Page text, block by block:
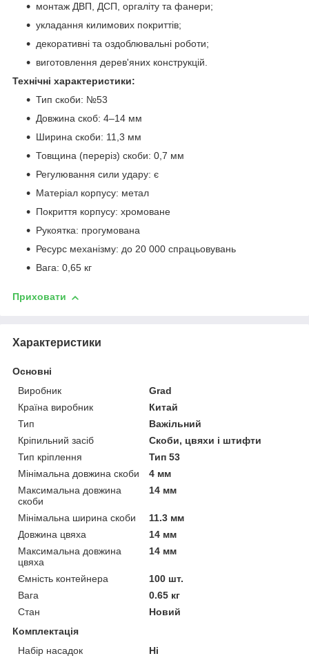
монтаж ДВП, ДСП, оргаліту та фанери;
укладання килимових покриттів;
декоративні та оздоблювальні роботи;
виготовлення дерев'яних конструкцій.
Технічні характеристики:
Тип скоби: №53
Довжина скоб: 4–14 мм
Ширина скоби: 11,3 мм
Товщина (переріз) скоби: 0,7 мм
Регулювання сили удару: є
Матеріал корпусу: метал
Покриття корпусу: хромоване
Рукоятка: прогумована
Ресурс механізму: до 20 000 спрацьовувань
Вага: 0,65 кг
Приховати
Характеристики
Основні
Виробник
Grad
Країна виробник
Китай
Тип
Важільний
Кріпильний засіб
Скоби, цвяхи і штифти
Тип кріплення
Тип 53
Мінімальна довжина скоби
4 мм
Максимальна довжина
скоби
14 мм
Мінімальна ширина скоби
11.3 мм
Довжина цвяха
14 мм
Максимальна довжина
цвяха
14 мм
Ємність контейнера
100 шт.
Вага
0.65 кг
Стан
Новий
Комплектація
Набір насадок
Ні